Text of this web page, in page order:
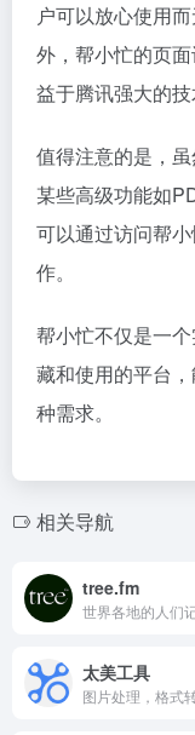
户可以放心使用
外，帮小忙的页
益于腾讯强大的技
值得注意的是，
某些高级功能如
可以通过访问帮
作。
帮小忙不仅是一
藏和使用的平台
种需求。
相关导航
tree.fm
太美工具
图片处理，格式